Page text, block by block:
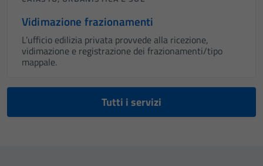
Vidimazione frazionamenti
L’ufficio edilizia privata provvede alla ricezione,
vidimazione e registrazione dei frazionamenti/tipo
mappale.
Tutti i servizi